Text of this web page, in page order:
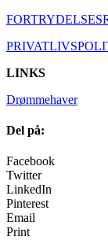
LINKS
Drømmehaver
Del på:
Facebook
Twitter
LinkedIn
Pinterest
Email
Print